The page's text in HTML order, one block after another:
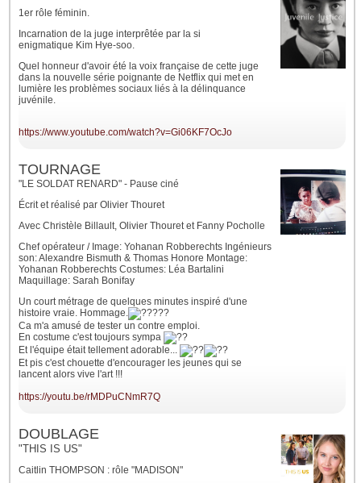
1er rôle féminin.
Incarnation de la juge interprêtée par la si
enigmatique Kim Hye-soo.
Quel honneur d'avoir été la voix française de cette juge
dans la nouvelle série poignante de Netflix qui met en
lumière les problèmes sociaux liés à la délinquance
juvénile.
https://www.youtube.com/watch?v=Gi06KF7OcJo
TOURNAGE
"LE SOLDAT RENARD" - Pause ciné
Écrit et réalisé par Olivier Thouret
Avec Christèle Billault, Olivier Thouret et Fanny Pocholle
Chef opérateur / Image: Yohanan Robberechts Ingénieurs
son: Alexandre Bismuth & Thomas Honore Montage:
Yohanan Robberechts Costumes: Léa Bartalini
Maquillage: Sarah Bonifay
Un court métrage de quelques minutes inspiré d'une
histoire vraie. Hommage.
Ca m'a amusé de tester un contre emploi.
En costume c'est toujours sympa
Et l'équipe était tellement adorable...
Et pis c'est chouette d'encourager les jeunes qui se
lancent alors vive l'art !!!
https://youtu.be/rMDPuCNmR7Q
DOUBLAGE
"THIS IS US"
Caitlin THOMPSON : rôle "MADISON"